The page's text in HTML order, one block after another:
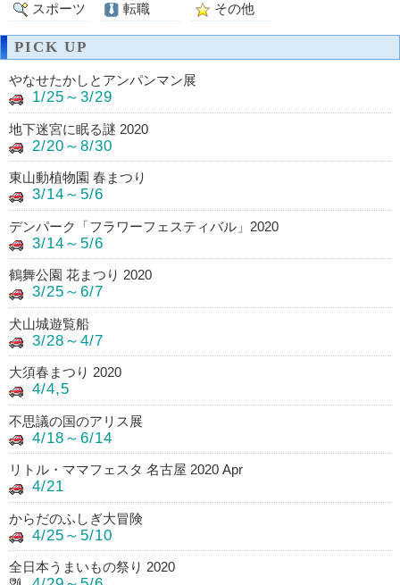
スポーツ
転職 その他
PICK UP
やなせたかしとアンパンマン展
1/25～3/29
地下迷宮に眠る謎 2020
2/20～8/30
東山動植物園 春まつり
3/14～5/6
デンパーク「フラワーフェスティバル」2020
3/14～5/6
鶴舞公園 花まつり 2020
3/25～6/7
犬山城遊覧船
3/28～4/7
大須春まつり 2020
4/4,5
不思議の国のアリス展
4/18～6/14
リトル・ママフェスタ 名古屋 2020 Apr
4/21
からだのふしぎ大冒険
4/25～5/10
全日本うまいもの祭り 2020